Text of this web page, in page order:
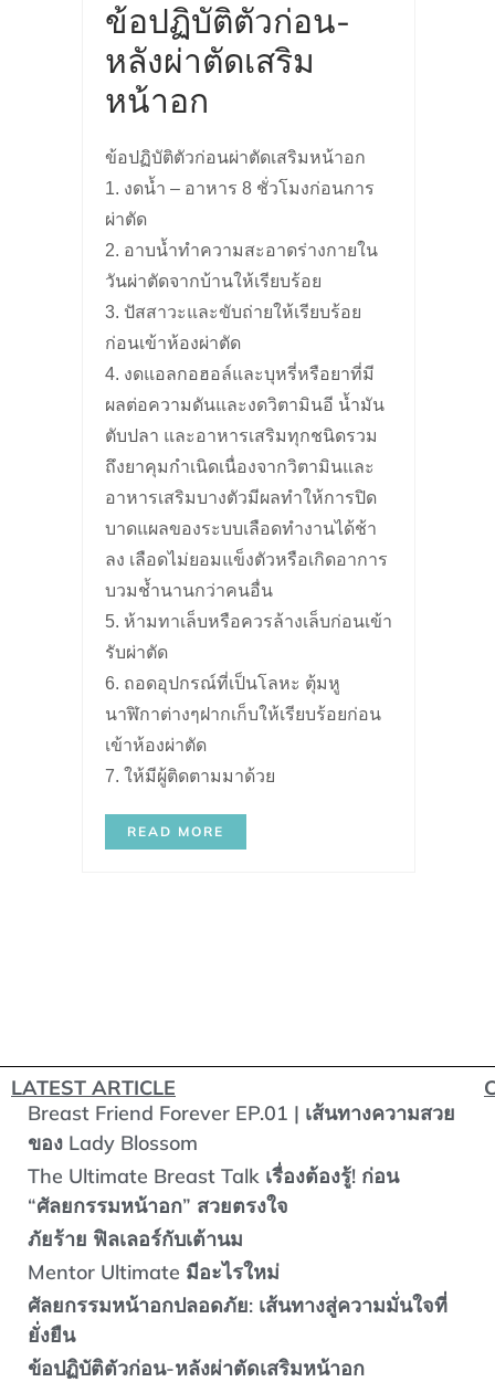
ข้อปฏิบัติตัวก่อน-
หลังผ่าตัดเสริม
หน้าอก
ข้อปฏิบัติตัวก่อนผ่าตัดเสริมหน้าอก
1. งดน้ำ – อาหาร 8 ชั่วโมงก่อนการ
ผ่าตัด
2. อาบน้ำทำความสะอาดร่างกายใน
วันผ่าตัดจากบ้านให้เรียบร้อย
3. ปัสสาวะและขับถ่ายให้เรียบร้อย
ก่อนเข้าห้องผ่าตัด
4. งดแอลกอฮอล์และบุหรี่หรือยาที่มี
ผลต่อความดันและงดวิตามินอี น้ำมัน
ตับปลา และอาหารเสริมทุกชนิดรวม
ถึงยาคุมกำเนิดเนื่องจากวิตามินและ
อาหารเสริมบางตัวมีผลทำให้การปิด
บาดแผลของระบบเลือดทำงานได้ช้า
ลง เลือดไม่ยอมแข็งตัวหรือเกิดอาการ
บวมช้ำนานกว่าคนอื่น
5. ห้ามทาเล็บหรือควรล้างเล็บก่อนเข้า
รับผ่าตัด
6. ถอดอุปกรณ์ที่เป็นโลหะ ตุ้มหู
นาฬิกาต่างๆฝากเก็บให้เรียบร้อยก่อน
เข้าห้องผ่าตัด
7. ให้มีผู้ติดตามมาด้วย
READ MORE
LATEST ARTICLE
Breast Friend Forever EP.01 | เส้นทางความสวย
ของ Lady Blossom
The Ultimate Breast Talk เรื่องต้องรู้! ก่อน
“ศัลยกรรมหน้าอก” สวยตรงใจ
ภัยร้าย ฟิลเลอร์กับเต้านม
Mentor Ultimate มีอะไรใหม่
ศัลยกรรมหน้าอกปลอดภัย: เส้นทางสู่ความมั่นใจที่
ยั่งยืน
ข้อปฏิบัติตัวก่อน-หลังผ่าตัดเสริมหน้าอก